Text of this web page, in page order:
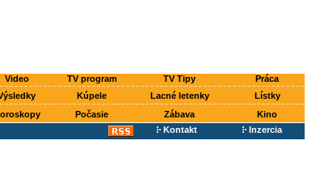
Video TV program TV Tipy
Práca
Kúpele Lacné letenky
Lístky
Počasie Zábava
Kino
Kontakt Inzercia